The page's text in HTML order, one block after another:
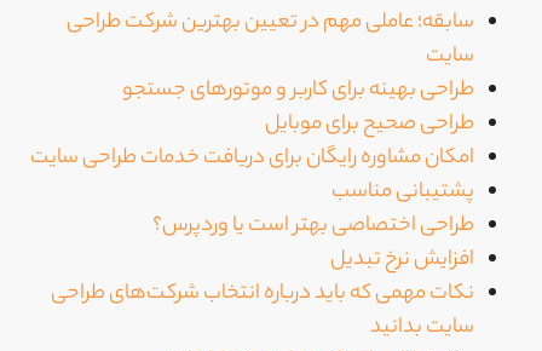
سابقه؛ عاملی مهم در تعیین بهترین شرکت طراحی
سایت
طراحی بهینه برای کاربر و موتورهای جستجو
طراحی صحیح برای موبایل
امکان مشاوره رایگان برای دریافت خدمات طراحی سایت
پشتیبانی مناسب
طراحی اختصاصی بهتر است یا وردپرس؟
افزایش نرخ تبدیل
نکات مهمی که باید درباره انتخاب شرکت‌های طراحی
سایت بدانید